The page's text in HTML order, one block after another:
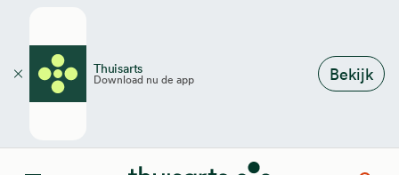
Thuisarts
Download nu de app Bekijk
Sluiten